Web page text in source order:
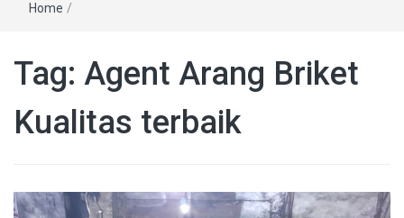
Home /
Tag: Agent Arang Briket
Kualitas terbaik